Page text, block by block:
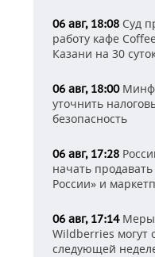
06 авг, 18:08 Суд
работу кафе
Казани на 30
06 авг, 18:00
уточнить
безопасность
06 авг, 17:28
начать
России» и
06 авг, 17:14Меры
Wildberries могут
следующей